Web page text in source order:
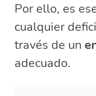
Por ello, es
cualquier
través de un
adecuado.